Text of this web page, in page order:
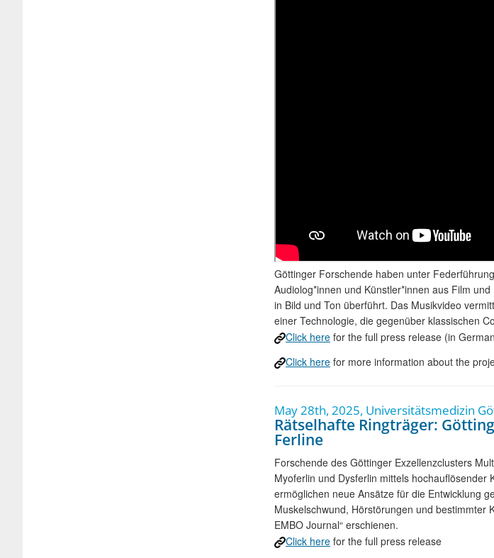
Göttinger Forschende haben unter
Audiolog*innen und Künstler*innen aus Film
in Bild und Ton überführt. Das Musikvideo
einer Technologie, die gegenüber klassischen
Click here for the full press release (in
Click here for more information about the
May 28th, 2025, Universitätsmedizin
Rätselhafte Ringträger:
Ferline
Forschende des Göttinger Exzellenzclusters
Myoferlin und Dysferlin mittels
ermöglichen neue Ansätze für die Entwicklung
Muskelschwund, Hörstörungen und bestimmter
EMBO Journal“ erschienen.
Click here for the full press release